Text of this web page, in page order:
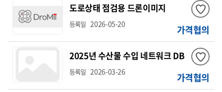
도로상태 점검용 드론이미지
등록일 2026-05-20 가격협의
2025년 수산물 수입 네트워크 DB
등록일 2026-03-26 가격협의